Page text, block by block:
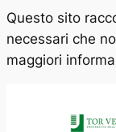
Questo sito
necessari che
maggiori